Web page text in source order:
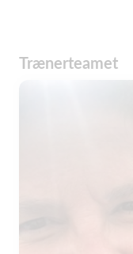
Trænerteamet